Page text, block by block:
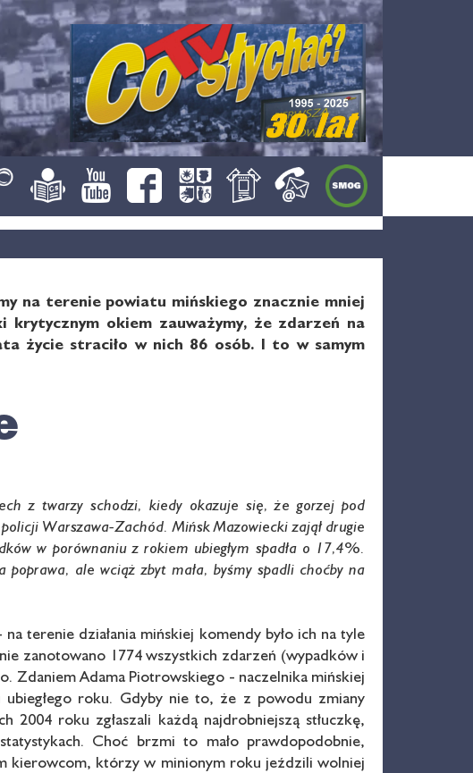
na terenie powiatu mińskiego znacznie mniej
okiem zauważymy, że zdarzeń na
życie straciło w nich 86 osób. I to w samym
z twarzy schodzi, kiedy okazuje się, że gorzej pod
Warszawa-Zachód. Mińsk Mazowiecki zajął drugie
w porównaniu z rokiem ubiegłym spadła o 17,4%.
ale wciąż zbyt mała, byśmy spadli choćby na
terenie działania mińskiej komendy było ich na tyle
zanotowano 1774 wszystkich zdarzeń (wypadków i
Zdaniem Adama Piotrowskiego - naczelnika mińskiej
ubiegłego roku. Gdyby nie to, że z powodu zmiany
roku zgłaszali każdą najdrobniejszą stłuczkę,
Choć brzmi to mało prawdopodobnie,
kierowcom, którzy w minionym roku jeździli wolniej